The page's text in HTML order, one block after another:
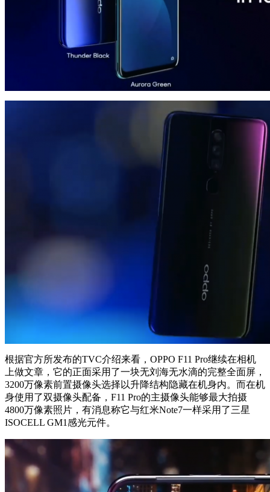
根据官方所发布的TVC介绍来看，OPPO F11 Pro继续在相机
上做文章，它的正面采用了一块无刘海无水滴的完整全面屏，
3200万像素前置摄像头选择以升降结构隐藏在机身内。而在机
身使用了双摄像头配备，F11 Pro的主摄像头能够最大拍摄
4800万像素照片，有消息称它与红米Note7一样采用了三星
ISOCELL GM1感光元件。